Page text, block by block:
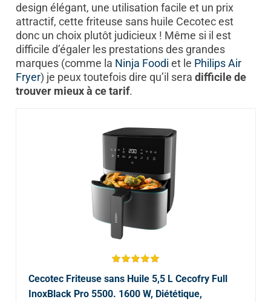
design élégant, une utilisation facile et un prix
attractif, cette friteuse sans huile Cecotec est
donc un choix plutôt judicieux ! Même si il est
difficile d’égaler les prestations des grandes
marques (comme la Ninja Foodi et le Philips Air
Fryer) je peux toutefois dire qu’il sera difficile de
trouver mieux à ce tarif.
Cecotec Friteuse sans Huile 5,5 L Cecofry Full
InoxBlack Pro 5500. 1600 W, Diététique,